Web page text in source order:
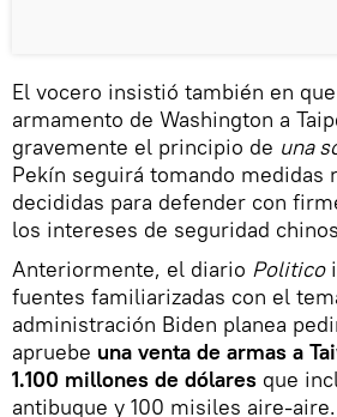
El vocero insistió también en
armamento de Washington a
gravemente el principio de una
Pekín seguirá tomando medidas
decididas para defender con
los intereses de seguridad
Anteriormente, el diario Politico
fuentes familiarizadas con el
administración Biden planea
apruebe una venta de armas a
1.100 millones de dólares que
antibuque y 100 misiles aire-aire.